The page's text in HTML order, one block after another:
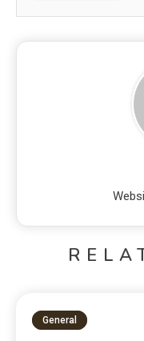
General